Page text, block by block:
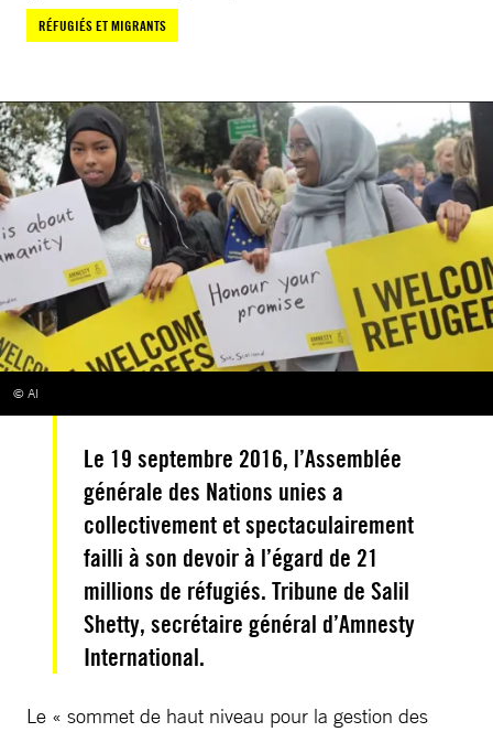
RÉFUGIÉS ET MIGRANTS
© AI
Le 19 septembre 2016, l’Assemblée
générale des Nations unies a
collectivement et spectaculairement
failli à son devoir à l’égard de 21
millions de réfugiés. Tribune de Salil
Shetty, secrétaire général d’Amnesty
International.
Le « sommet de haut niveau pour la gestion des